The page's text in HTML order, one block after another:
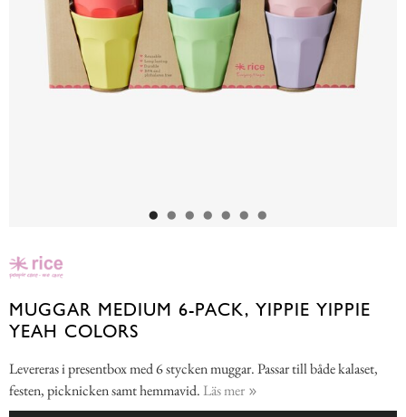
MUGGAR MEDIUM 6-PACK, YIPPIE YIPPIE
YEAH COLORS
Levereras i presentbox med 6 stycken muggar. Passar till både kalaset,
festen, picknicken samt hemmavid. Läs mer